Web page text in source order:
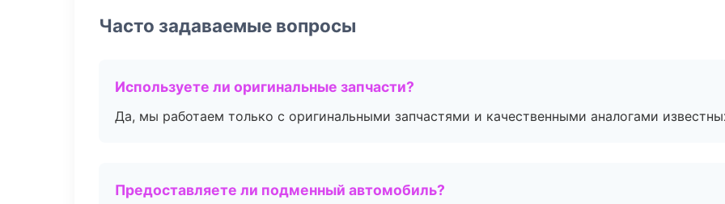
Часто задаваемые вопросы
Используете ли оригинальные запчасти?
Да, мы работаем только с оригинальными запчастями и качественными аналогами
Предоставляете ли подменный автомобиль?